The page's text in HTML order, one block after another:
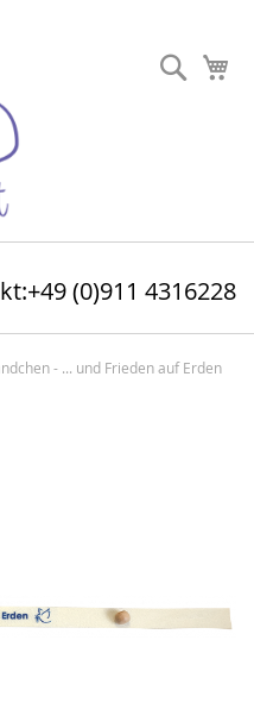
Suche
+49 (0)911 4316228
- ... und Frieden auf Erden